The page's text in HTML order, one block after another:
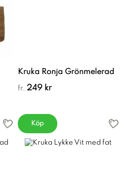
Kruka Ronja Grönmelerad
fr. 249 kr
Köp